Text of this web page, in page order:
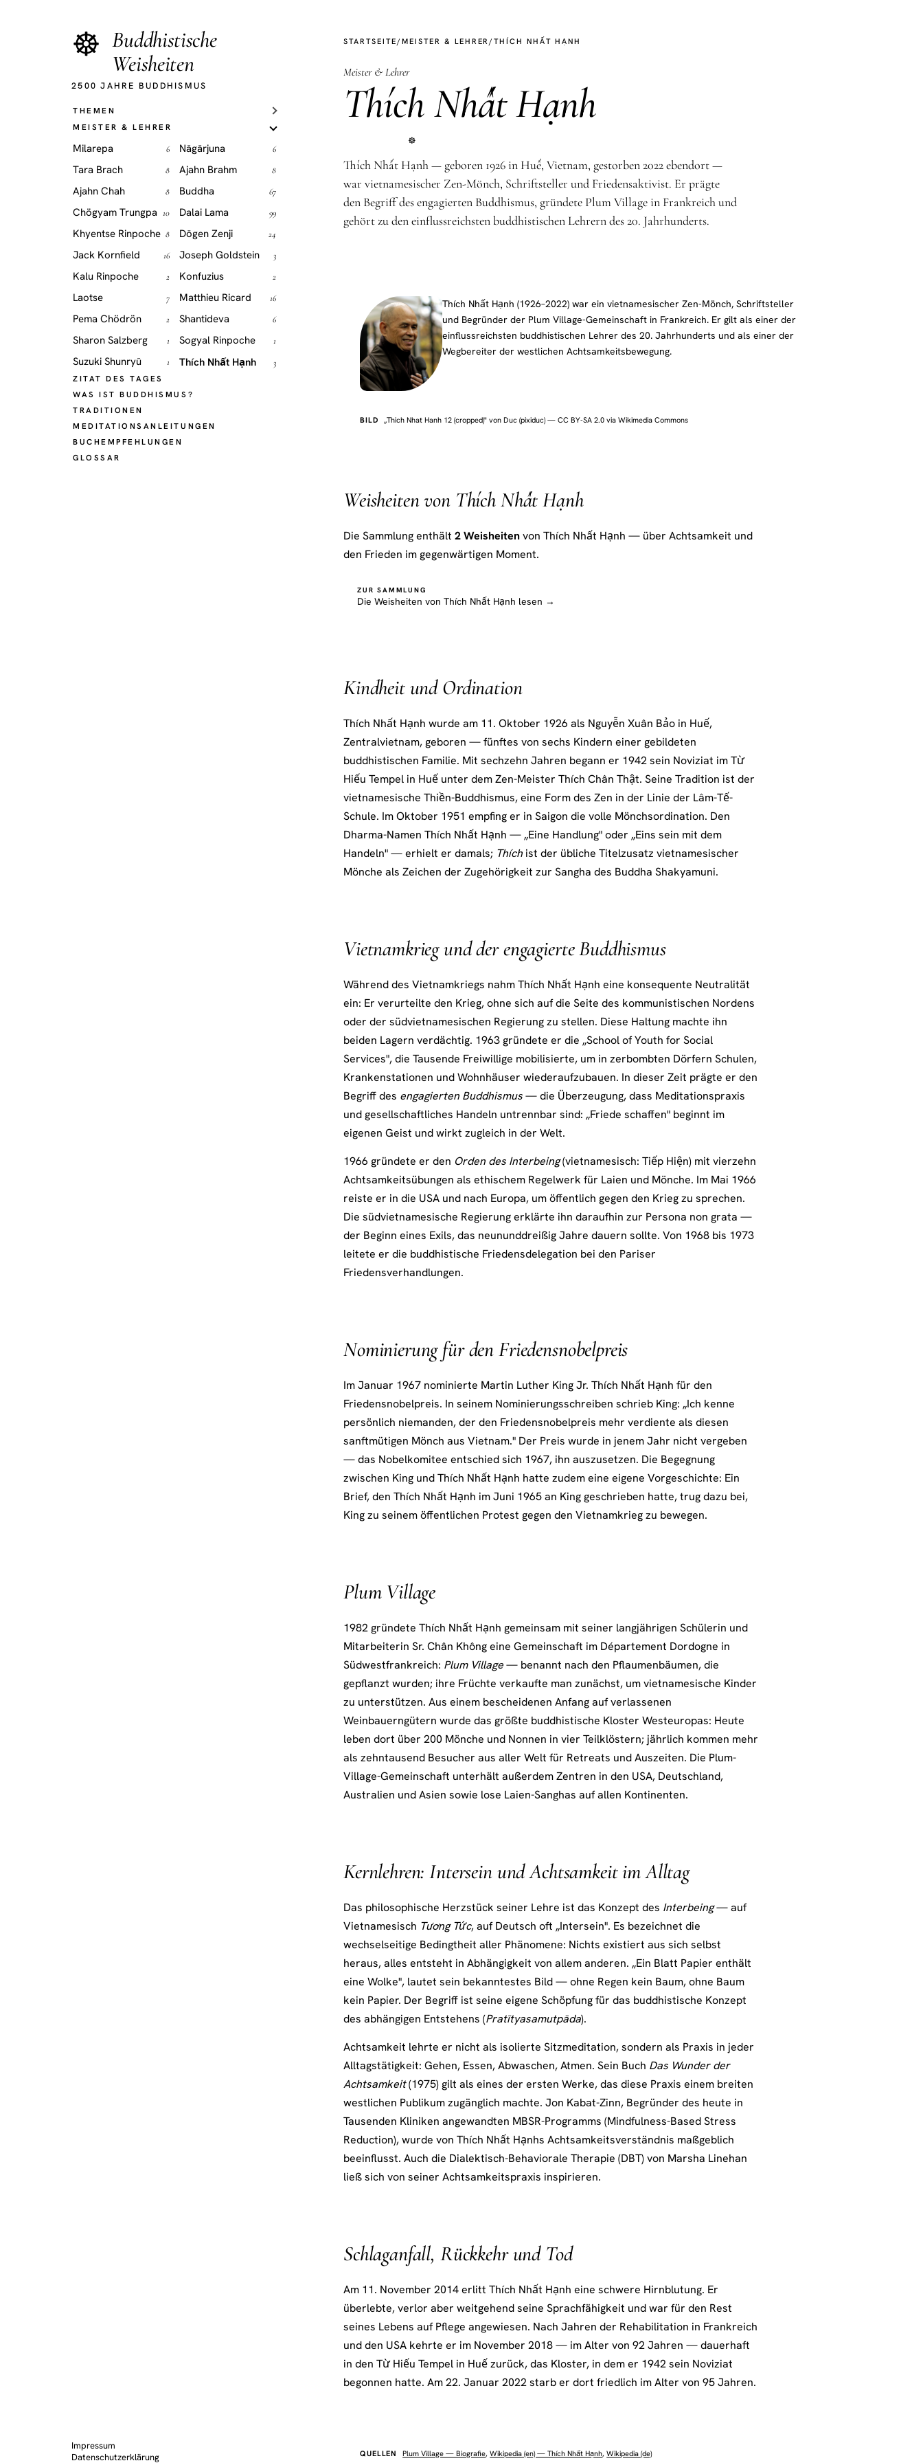
☸ Buddhistische
Weisheiten
2500 JAHRE BUDDHISMUS
THEMEN
MEISTER & LEHRER
Milarepa 6 Nāgārjuna 6
Tara Brach 8 Ajahn Brahm 8
Ajahn Chah 8 Buddha 67
Chögyam Trungpa 10 Dalai Lama 99
Khyentse Rinpoche 8 Dōgen Zenji 24
Jack Kornfield 16 Joseph Goldstein 3
Kalu Rinpoche 2 Konfuzius 2
Laotse 7 Matthieu Ricard 16
Pema Chödrön 2 Shantideva 6
Sharon Salzberg 1 Sogyal Rinpoche 1
Suzuki Shunryū 1 Thích Nhất Hạnh 3
ZITAT DES TAGES
WAS IST BUDDHISMUS?
TRADITIONEN
MEDITATIONSANLEITUNGEN
BUCHEMPFEHLUNGEN
GLOSSAR
Impressum
Datenschutzerklärung
STARTSEITE / MEISTER & LEHRER /THÍCH NHẤT HẠNH
Meister & Lehrer
Thích Nhất Hạnh
☸
Thích Nhất Hạnh — geboren 1926 in Huế, Vietnam, gestorben 2022 ebendort —
war vietnamesischer Zen-Mönch, Schriftsteller und Friedensaktivist. Er prägte
den Begriff des engagierten Buddhismus, gründete Plum Village in Frankreich und
gehört zu den einflussreichsten buddhistischen Lehrern des 20. Jahrhunderts.
Thích Nhất Hạnh (1926–2022) war ein vietnamesischer Zen-Mönch, Schriftsteller
und Begründer der Plum Village-Gemeinschaft in Frankreich. Er gilt als einer der
einflussreichsten buddhistischen Lehrer des 20. Jahrhunderts und als einer der
Wegbereiter der westlichen Achtsamkeitsbewegung.
BILD „Thich Nhat Hanh 12 (cropped)" von Duc (pixiduc) — CC BY-SA 2.0 via Wikimedia Commons
Weisheiten von Thích Nhất Hạnh
Die Sammlung enthält 2 Weisheitenvon Thích Nhất Hạnh — über Achtsamkeit und
den Frieden im gegenwärtigen Moment.
ZUR SAMMLUNG
Die Weisheiten von Thích Nhất Hạnh lesen →
Kindheit und Ordination
Thích Nhất Hạnh wurde am 11. Oktober 1926 als Nguyễn Xuân Bảo in Huế,
Zentralvietnam, geboren — fünftes von sechs Kindern einer gebildeten
buddhistischen Familie. Mit sechzehn Jahren begann er 1942 sein Noviziat im Từ
Hiếu Tempel in Huế unter dem Zen-Meister Thích Chân Thật. Seine Tradition ist der
vietnamesische Thiền-Buddhismus, eine Form des Zen in der Linie der Lâm-Tế-
Schule. Im Oktober 1951 empfing er in Saigon die volle Mönchsordination. Den
Dharma-Namen Thích Nhất Hạnh — „Eine Handlung" oder „Eins sein mit dem
Handeln" — erhielt er damals; Thích ist der übliche Titelzusatz vietnamesischer
Mönche als Zeichen der Zugehörigkeit zur Sangha des Buddha Shakyamuni.
Vietnamkrieg und der engagierte Buddhismus
Während des Vietnamkriegs nahm Thích Nhất Hạnh eine konsequente Neutralität
ein: Er verurteilte den Krieg, ohne sich auf die Seite des kommunistischen Nordens
oder der südvietnamesischen Regierung zu stellen. Diese Haltung machte ihn
beiden Lagern verdächtig. 1963 gründete er die „School of Youth for Social
Services", die Tausende Freiwillige mobilisierte, um in zerbombten Dörfern Schulen,
Krankenstationen und Wohnhäuser wiederaufzubauen. In dieser Zeit prägte er den
Begriff des engagierten Buddhismus— die Überzeugung, dass Meditationspraxis
und gesellschaftliches Handeln untrennbar sind: „Friede schaffen" beginnt im
eigenen Geist und wirkt zugleich in der Welt.
1966 gründete er den Orden des Interbeing(vietnamesisch: Tiếp Hiện) mit vierzehn
Achtsamkeitsübungen als ethischem Regelwerk für Laien und Mönche. Im Mai 1966
reiste er in die USA und nach Europa, um öffentlich gegen den Krieg zu sprechen.
Die südvietnamesische Regierung erklärte ihn daraufhin zur Persona non grata —
der Beginn eines Exils, das neununddreißig Jahre dauern sollte. Von 1968 bis 1973
leitete er die buddhistische Friedensdelegation bei den Pariser
Friedensverhandlungen.
Nominierung für den Friedensnobelpreis
Im Januar 1967 nominierte Martin Luther King Jr. Thích Nhất Hạnh für den
Friedensnobelpreis. In seinem Nominierungsschreiben schrieb King: „Ich kenne
persönlich niemanden, der den Friedensnobelpreis mehr verdiente als diesen
sanftmütigen Mönch aus Vietnam." Der Preis wurde in jenem Jahr nicht vergeben
— das Nobelkomitee entschied sich 1967, ihn auszusetzen. Die Begegnung
zwischen King und Thích Nhất Hạnh hatte zudem eine eigene Vorgeschichte: Ein
Brief, den Thích Nhất Hạnh im Juni 1965 an King geschrieben hatte, trug dazu bei,
King zu seinem öffentlichen Protest gegen den Vietnamkrieg zu bewegen.
Plum Village
1982 gründete Thích Nhất Hạnh gemeinsam mit seiner langjährigen Schülerin und
Mitarbeiterin Sr. Chân Không eine Gemeinschaft im Département Dordogne in
Südwestfrankreich: Plum Village— benannt nach den Pflaumenbäumen, die
gepflanzt wurden; ihre Früchte verkaufte man zunächst, um vietnamesische Kinder
zu unterstützen. Aus einem bescheidenen Anfang auf verlassenen
Weinbauerngütern wurde das größte buddhistische Kloster Westeuropas: Heute
leben dort über 200 Mönche und Nonnen in vier Teilklöstern; jährlich kommen mehr
als zehntausend Besucher aus aller Welt für Retreats und Auszeiten. Die Plum-
Village-Gemeinschaft unterhält außerdem Zentren in den USA, Deutschland,
Australien und Asien sowie lose Laien-Sanghas auf allen Kontinenten.
Kernlehren: Intersein und Achtsamkeit im Alltag
Das philosophische Herzstück seiner Lehre ist das Konzept des Interbeing— auf
Vietnamesisch Tương Tức, auf Deutsch oft „Intersein". Es bezeichnet die
wechselseitige Bedingtheit aller Phänomene: Nichts existiert aus sich selbst
heraus, alles entsteht in Abhängigkeit von allem anderen. „Ein Blatt Papier enthält
eine Wolke", lautet sein bekanntestes Bild — ohne Regen kein Baum, ohne Baum
kein Papier. Der Begriff ist seine eigene Schöpfung für das buddhistische Konzept
des abhängigen Entstehens (Pratītyasamutpāda).
Achtsamkeit lehrte er nicht als isolierte Sitzmeditation, sondern als Praxis in jeder
Alltagstätigkeit: Gehen, Essen, Abwaschen, Atmen. Sein Buch Das Wunder der
Achtsamkeit(1975) gilt als eines der ersten Werke, das diese Praxis einem breiten
westlichen Publikum zugänglich machte. Jon Kabat-Zinn, Begründer des heute in
Tausenden Kliniken angewandten MBSR-Programms (Mindfulness-Based Stress
Reduction), wurde von Thích Nhất Hạnhs Achtsamkeitsverständnis maßgeblich
beeinflusst. Auch die Dialektisch-Behaviorale Therapie (DBT) von Marsha Linehan
ließ sich von seiner Achtsamkeitspraxis inspirieren.
Schlaganfall, Rückkehr und Tod
Am 11. November 2014 erlitt Thích Nhất Hạnh eine schwere Hirnblutung. Er
überlebte, verlor aber weitgehend seine Sprachfähigkeit und war für den Rest
seines Lebens auf Pflege angewiesen. Nach Jahren der Rehabilitation in Frankreich
und den USA kehrte er im November 2018 — im Alter von 92 Jahren — dauerhaft
in den Từ Hiếu Tempel in Huế zurück, das Kloster, in dem er 1942 sein Noviziat
begonnen hatte. Am 22. Januar 2022 starb er dort friedlich im Alter von 95 Jahren.
QUELLEN Plum Village — Biografie,Wikipedia (en) — Thích Nhất Hạnh,Wikipedia (de)